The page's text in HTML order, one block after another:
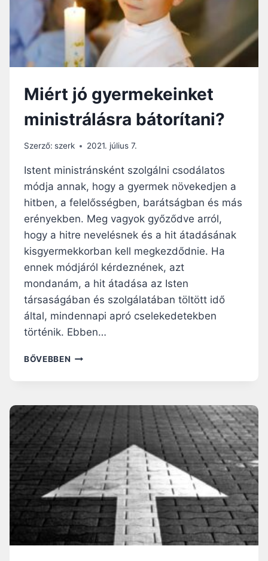
Miért jó gyermekeinket
ministrálásra bátorítani?
Szerző: szerk 2021. július 7.
Istent ministránsként szolgálni csodálatos
módja annak, hogy a gyermek növekedjen a
hitben, a felelősségben, barátságban és más
erényekben. Meg vagyok győződve arról,
hogy a hitre nevelésnek és a hit átadásának
kisgyermekkorban kell megkezdődnie. Ha
ennek módjáról kérdeznének, azt
mondanám, a hit átadása az Isten
társaságában és szolgálatában töltött idő
által, mindennapi apró cselekedetekben
történik. Ebben…
BŐVEBBEN MIÉRT
BÁTORÍTANI?